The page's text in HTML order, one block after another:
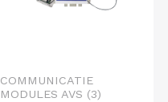
COMMUNICATIE
MODULES AVS (3)